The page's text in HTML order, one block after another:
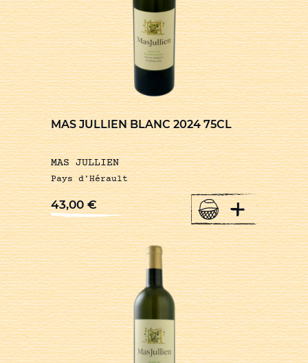
MAS JULLIEN BLANC 2024 75CL
MAS JULLIEN
Pays d'Hérault
43,00€ +